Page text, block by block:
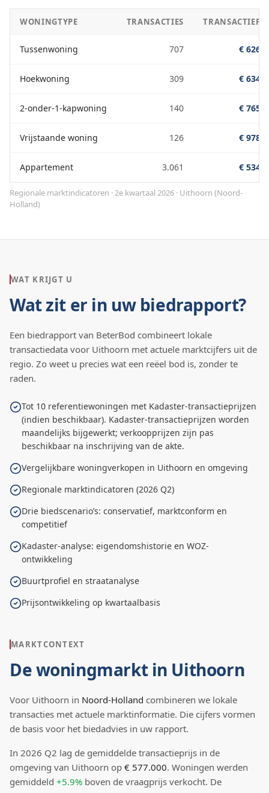
WONINGTYPE TRANSACTIES
Tussenwoning 707 €
Hoekwoning 309 €
2-onder-1-kapwoning 140 €
Vrijstaande woning 126 €
Appartement 3.061 €
Regionale marktindicatoren · 2e kwartaal 2026 · Uithoorn (Noord-
Holland)
WAT KRIJGT U
Wat zit er in uw biedrapport?
Een biedrapport van BeterBod combineert lokale
transactiedata voor Uithoorn met actuele marktcijfers uit de
regio. Zo weet u precies wat een reëel bod is, zonder te
raden.
Tot 10 referentiewoningen met Kadaster-transactieprijzen
(indien beschikbaar). Kadaster-transactieprijzen worden
maandelijks bijgewerkt; verkoopprijzen zijn pas
beschikbaar na inschrijving van de akte.
Vergelijkbare woningverkopen in Uithoorn en omgeving
Regionale marktindicatoren (2026 Q2)
Drie biedscenario’s: conservatief, marktconform en
competitief
Kadaster-analyse: eigendomshistorie en WOZ-
ontwikkeling
Buurtprofiel en straatanalyse
Prijsontwikkeling op kwartaalbasis
MARKTCONTEXT
De woningmarkt in Uithoorn
Voor Uithoorn in Noord-Holland combineren we lokale
transacties met actuele marktinformatie. Die cijfers vormen
de basis voor het biedadvies in uw rapport.
In 2026 Q2 lag de gemiddelde transactieprijs in de
omgeving van Uithoorn op € 577.000. Woningen werden
gemiddeld +5.9% boven de vraagprijs verkocht. De